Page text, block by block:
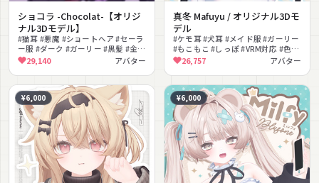
ショコラ -Chocolat-【オリジ
ナル3Dモデル】
#猫耳 #悪魔 #ショートヘア #セーラ
ー服 #ダーク #ガーリー #黒髪 #金目
#撮影向け #MMD対応
29,140 アバター
真冬 Mafuyu / オリジナル3Dモ
デル
#ケモ耳 #犬耳 #メイド服 #ガーリー
#もこもこ #しっぽ #VRM対応 #色変
更可能 #フルトラ対応 #lilToon対応
26,757 アバター
¥6,000 ¥6,000